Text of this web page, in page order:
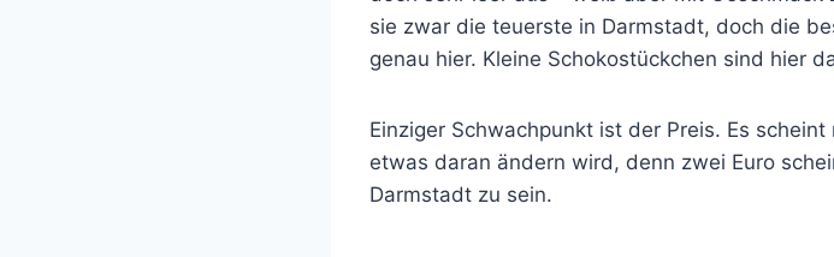
sie zwar die teuerste in Darmstadt, doch die
genau hier. Kleine Schokostückchen sind hier
Einziger Schwachpunkt ist der Preis. Es
etwas daran ändern wird, denn zwei Euro
Darmstadt zu sein.